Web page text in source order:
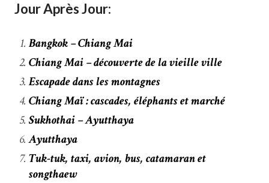
Jour Après Jour:
Bangkok – Chiang Mai
Chiang Mai – découverte de la vieille ville
Escapade dans les montagnes
Chiang Maï : cascades, éléphants et marché
Sukhothai – Ayutthaya
Ayutthaya
Tuk-tuk, taxi, avion, bus, catamaran et
songthaew